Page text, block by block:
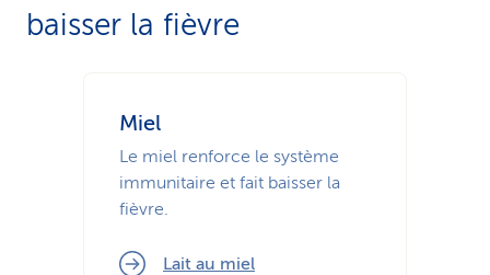
baisser la fièvre
Miel
Le miel renforce le système
immunitaire et fait baisser la
fièvre.
Lait au miel